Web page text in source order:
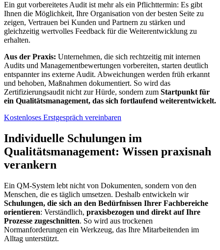
Ein gut vorbereitetes Audit ist mehr als ein Pflichttermin: Es gibt
Ihnen die Möglichkeit, Ihre Organisation von der besten Seite zu
zeigen, Vertrauen bei Kunden und Partnern zu stärken und
gleichzeitig wertvolles Feedback für die Weiterentwicklung zu
erhalten.
Aus der Praxis: Unternehmen, die sich rechtzeitig mit internen
Audits und Managementbewertungen vorbereiten, starten deutlich
entspannter ins externe Audit. Abweichungen werden früh erkannt
und behoben, Maßnahmen dokumentiert. So wird das
Zertifizierungsaudit nicht zur Hürde, sondern zum Startpunkt für
ein Qualitätsmanagement, das sich fortlaufend weiterentwickelt.
Kostenloses Erstgespräch vereinbaren
Individuelle Schulungen im
Qualitätsmanagement: Wissen praxisnah
verankern
Ein QM-System lebt nicht von Dokumenten, sondern von den
Menschen, die es täglich umsetzen. Deshalb entwickeln wir
Schulungen, die sich an den Bedürfnissen Ihrer Fachbereiche
orientieren: Verständlich, praxisbezogen und direkt auf Ihre
Prozesse zugeschnitten. So wird aus trockenen
Normanforderungen ein Werkzeug, das Ihre Mitarbeitenden im
Alltag unterstützt.